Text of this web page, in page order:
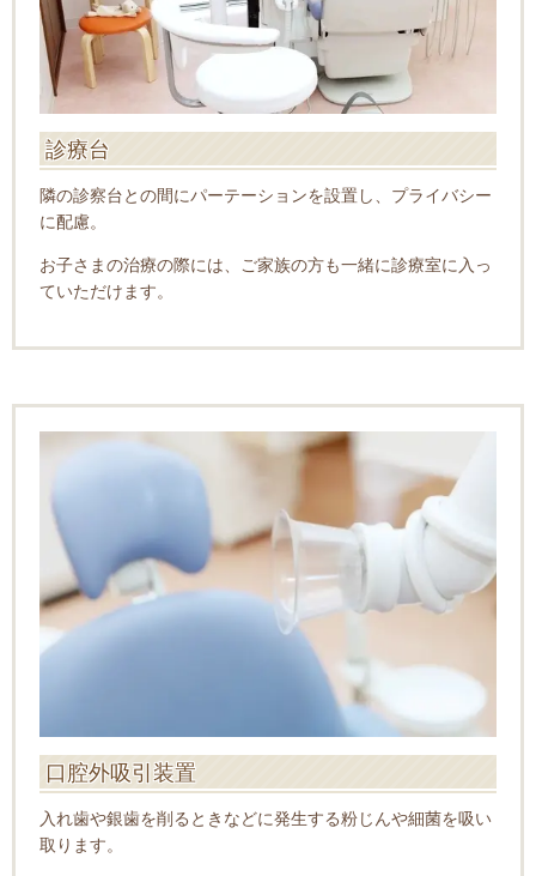
診療台
隣の診察台との間にパーテーションを設置し、プライバシー
に配慮。
お子さまの治療の際には、ご家族の方も一緒に診療室に入っ
ていただけます。
口腔外吸引装置
入れ歯や銀歯を削るときなどに発生する粉じんや細菌を吸い
取ります。